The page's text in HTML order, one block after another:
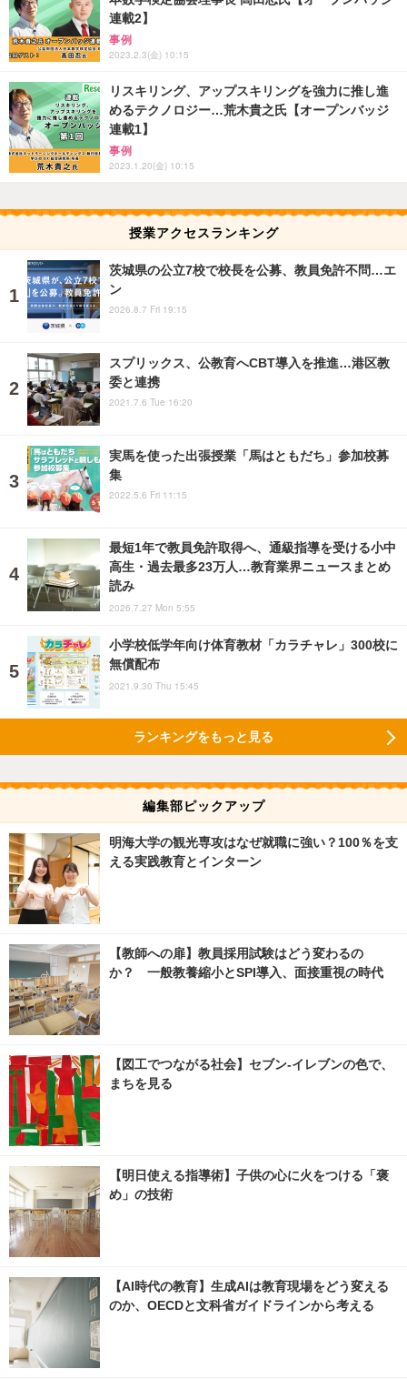
連載2】
事例
2023.2.3(金) 10:15
リスキリング、アップスキリングを強力に推し進
めるテクノロジー…荒木貴之氏【オープンバッジ
連載1】
事例
2023.1.20(金) 10:15
授業アクセスランキング
茨城県の公立7校で校長を公募、教員免許不問…エ
ン
2026.8.7 Fri 19:15
スプリックス、公教育へCBT導入を推進…港区教
委と連携
2021.7.6 Tue 16:20
実馬を使った出張授業「馬はともだち」参加校募
集
2022.5.6 Fri 11:15
最短1年で教員免許取得へ、通級指導を受ける小中
高生・過去最多23万人…教育業界ニュースまとめ
読み
2026.7.27 Mon 5:55
小学校低学年向け体育教材「カラチャレ」300校に
無償配布
2021.9.30 Thu 15:45
ランキングをもっと見る
編集部ピックアップ
明海大学の観光専攻はなぜ就職に強い？100％を支
える実践教育とインターン
【教師への扉】教員採用試験はどう変わるの
か？ 一般教養縮小とSPI導入、面接重視の時代
【図工でつながる社会】セブン‐イレブンの色で、
まちを見る
【明日使える指導術】子供の心に火をつける「褒
め」の技術
【AI時代の教育】生成AIは教育現場をどう変える
のか、OECDと文科省ガイドラインから考える